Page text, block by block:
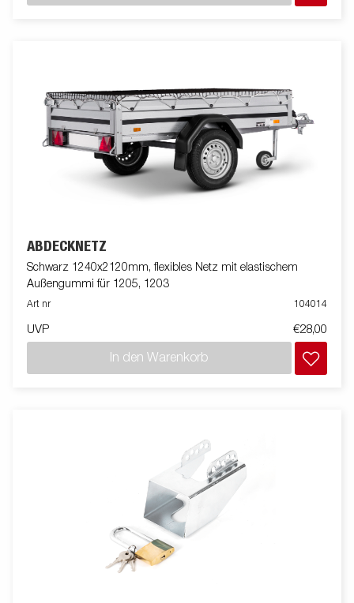
ABDECKNETZ
Schwarz 1240x2120mm, flexibles Netz mit elastischem
Außengummi für 1205, 1203
Art nr 104014
UVP €28,00
In den Warenkorb